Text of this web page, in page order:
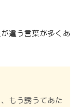
違う言葉が多くあ
もう誘うてあた